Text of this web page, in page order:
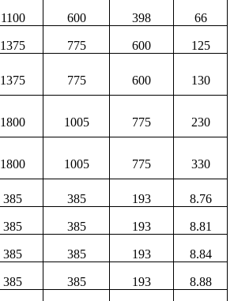
1100 600 398 66
1375 775 600 125
1375 775 600 130
1800 1005 775 230
1800 1005 775 330
385 385 193 8.76
385 385 193 8.81
385 385 193 8.84
385 385 193 8.88